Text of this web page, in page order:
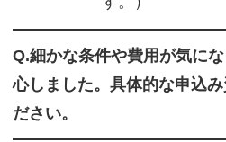
Q.細かな条件や費用が気に
心しました。具体的な申込
ださい。